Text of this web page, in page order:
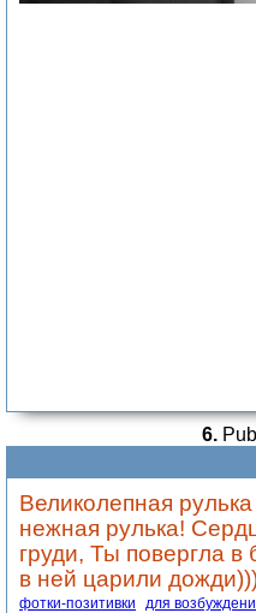
6.
Великолепная
нежная рулька!
груди, Ты повергла
в ней царили
фотки-позитивки для